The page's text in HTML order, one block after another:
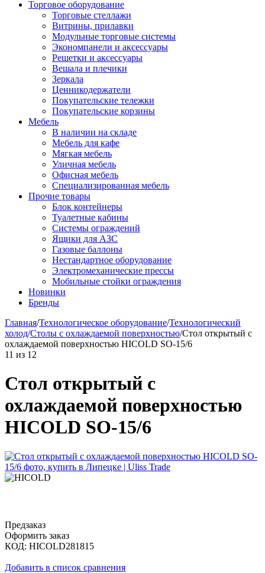
Торговое оборудование
Торговые стеллажи
Витрины, прилавки
Модульные торговые системы
Экономпанели и аксессуары
Решетки и аксессуары
Вешала и плечики
Зеркала
Ценникодержатели
Покупательские тележки
Покупательские корзины
Мебель
В наличии на складе
Мебель для кафе
Мягкая мебель
Уличная мебель
Офисная мебель
Специализированная мебель
Прочие товары
Блок контейнеры
Туалетные кабины
Системы ограждений
Ящики для АЗС
Газовые баллоны
Нестандартное оборудование
Электромеханические прессы
Мобильные стойки ограждения
Новинки
Бренды
Главная/Технологическое оборудование/Технологический
холод/Столы с охлаждаемой поверхностью/Стол открытый с
охлаждаемой поверхностью HICOLD SO-15/6
11 из 12
Стол открытый с
охлаждаемой поверхностью
HICOLD SO-15/6
Предзаказ
Оформить заказ
КОД: HICOLD281815
Добавить в список сравнения